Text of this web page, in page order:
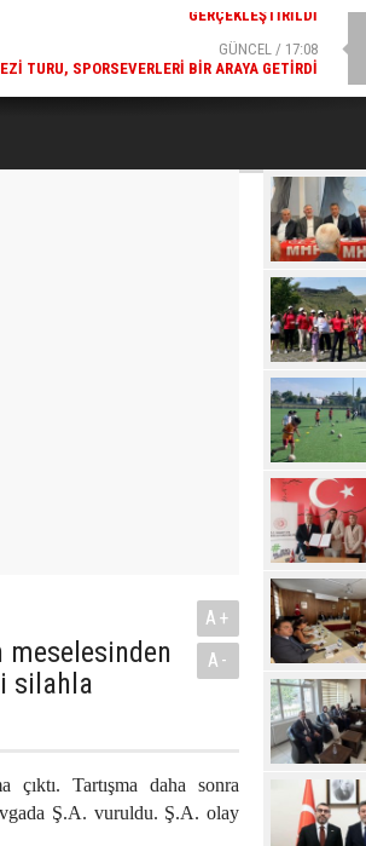
GÜNCEL / 17:08
TURU, SPORSEVERLERI BIR ARAYA GETIRDI
GSB
meselesinden
silahla
A+
A-
çıktı. Tartışma daha sonra
Ş.A. vuruldu. Ş.A. olay
Projesi"